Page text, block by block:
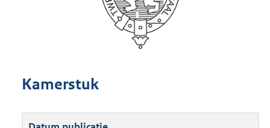
Kamerstuk